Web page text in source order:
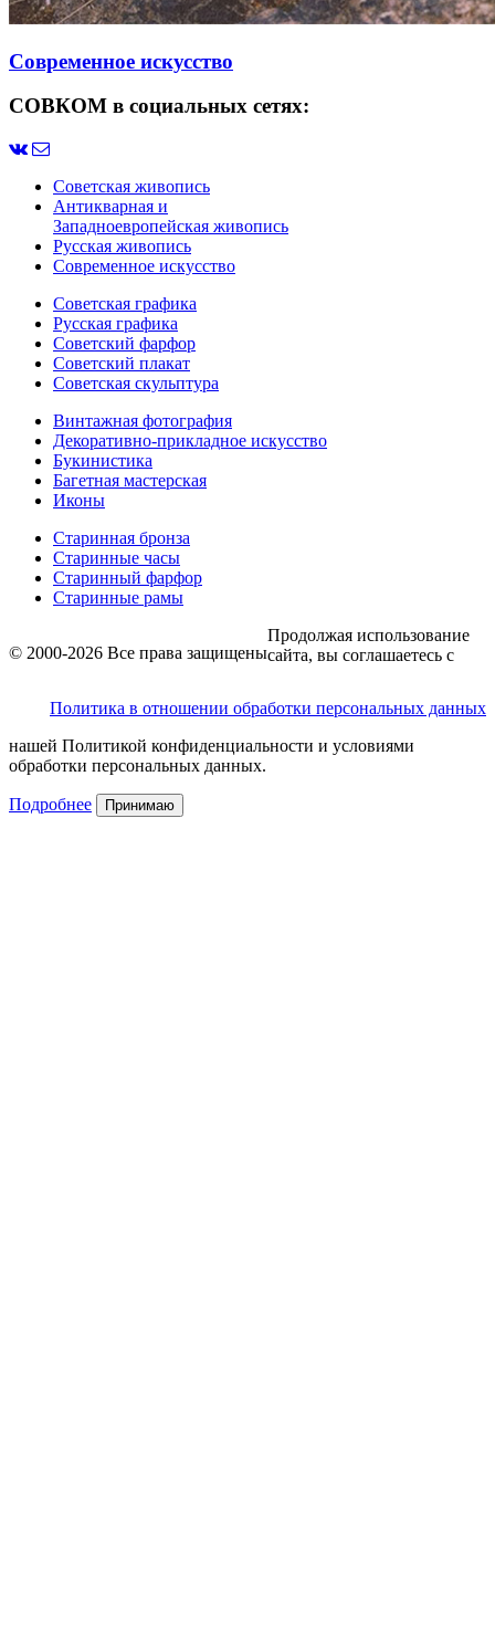
Современное искусство
СОВКОМ в социальных сетях:
Советская живопись
Антикварная и
Западноевропейская живопись
Русская живопись
Современное искусство
Советская графика
Русская графика
Советский фарфор
Советский плакат
Советская скульптура
Винтажная фотография
Декоративно-прикладное искусство
Букинистика
Багетная мастерская
Иконы
Старинная бронза
Старинные часы
Старинный фарфор
Старинные рамы
© 2000-2026 Все права защищены
Политика в отношении обработки персональных данных
Продолжая использование
сайта, вы соглашаетесь с
нашей Политикой конфиденциальности и условиями
обработки персональных данных.
Подробнее Принимаю